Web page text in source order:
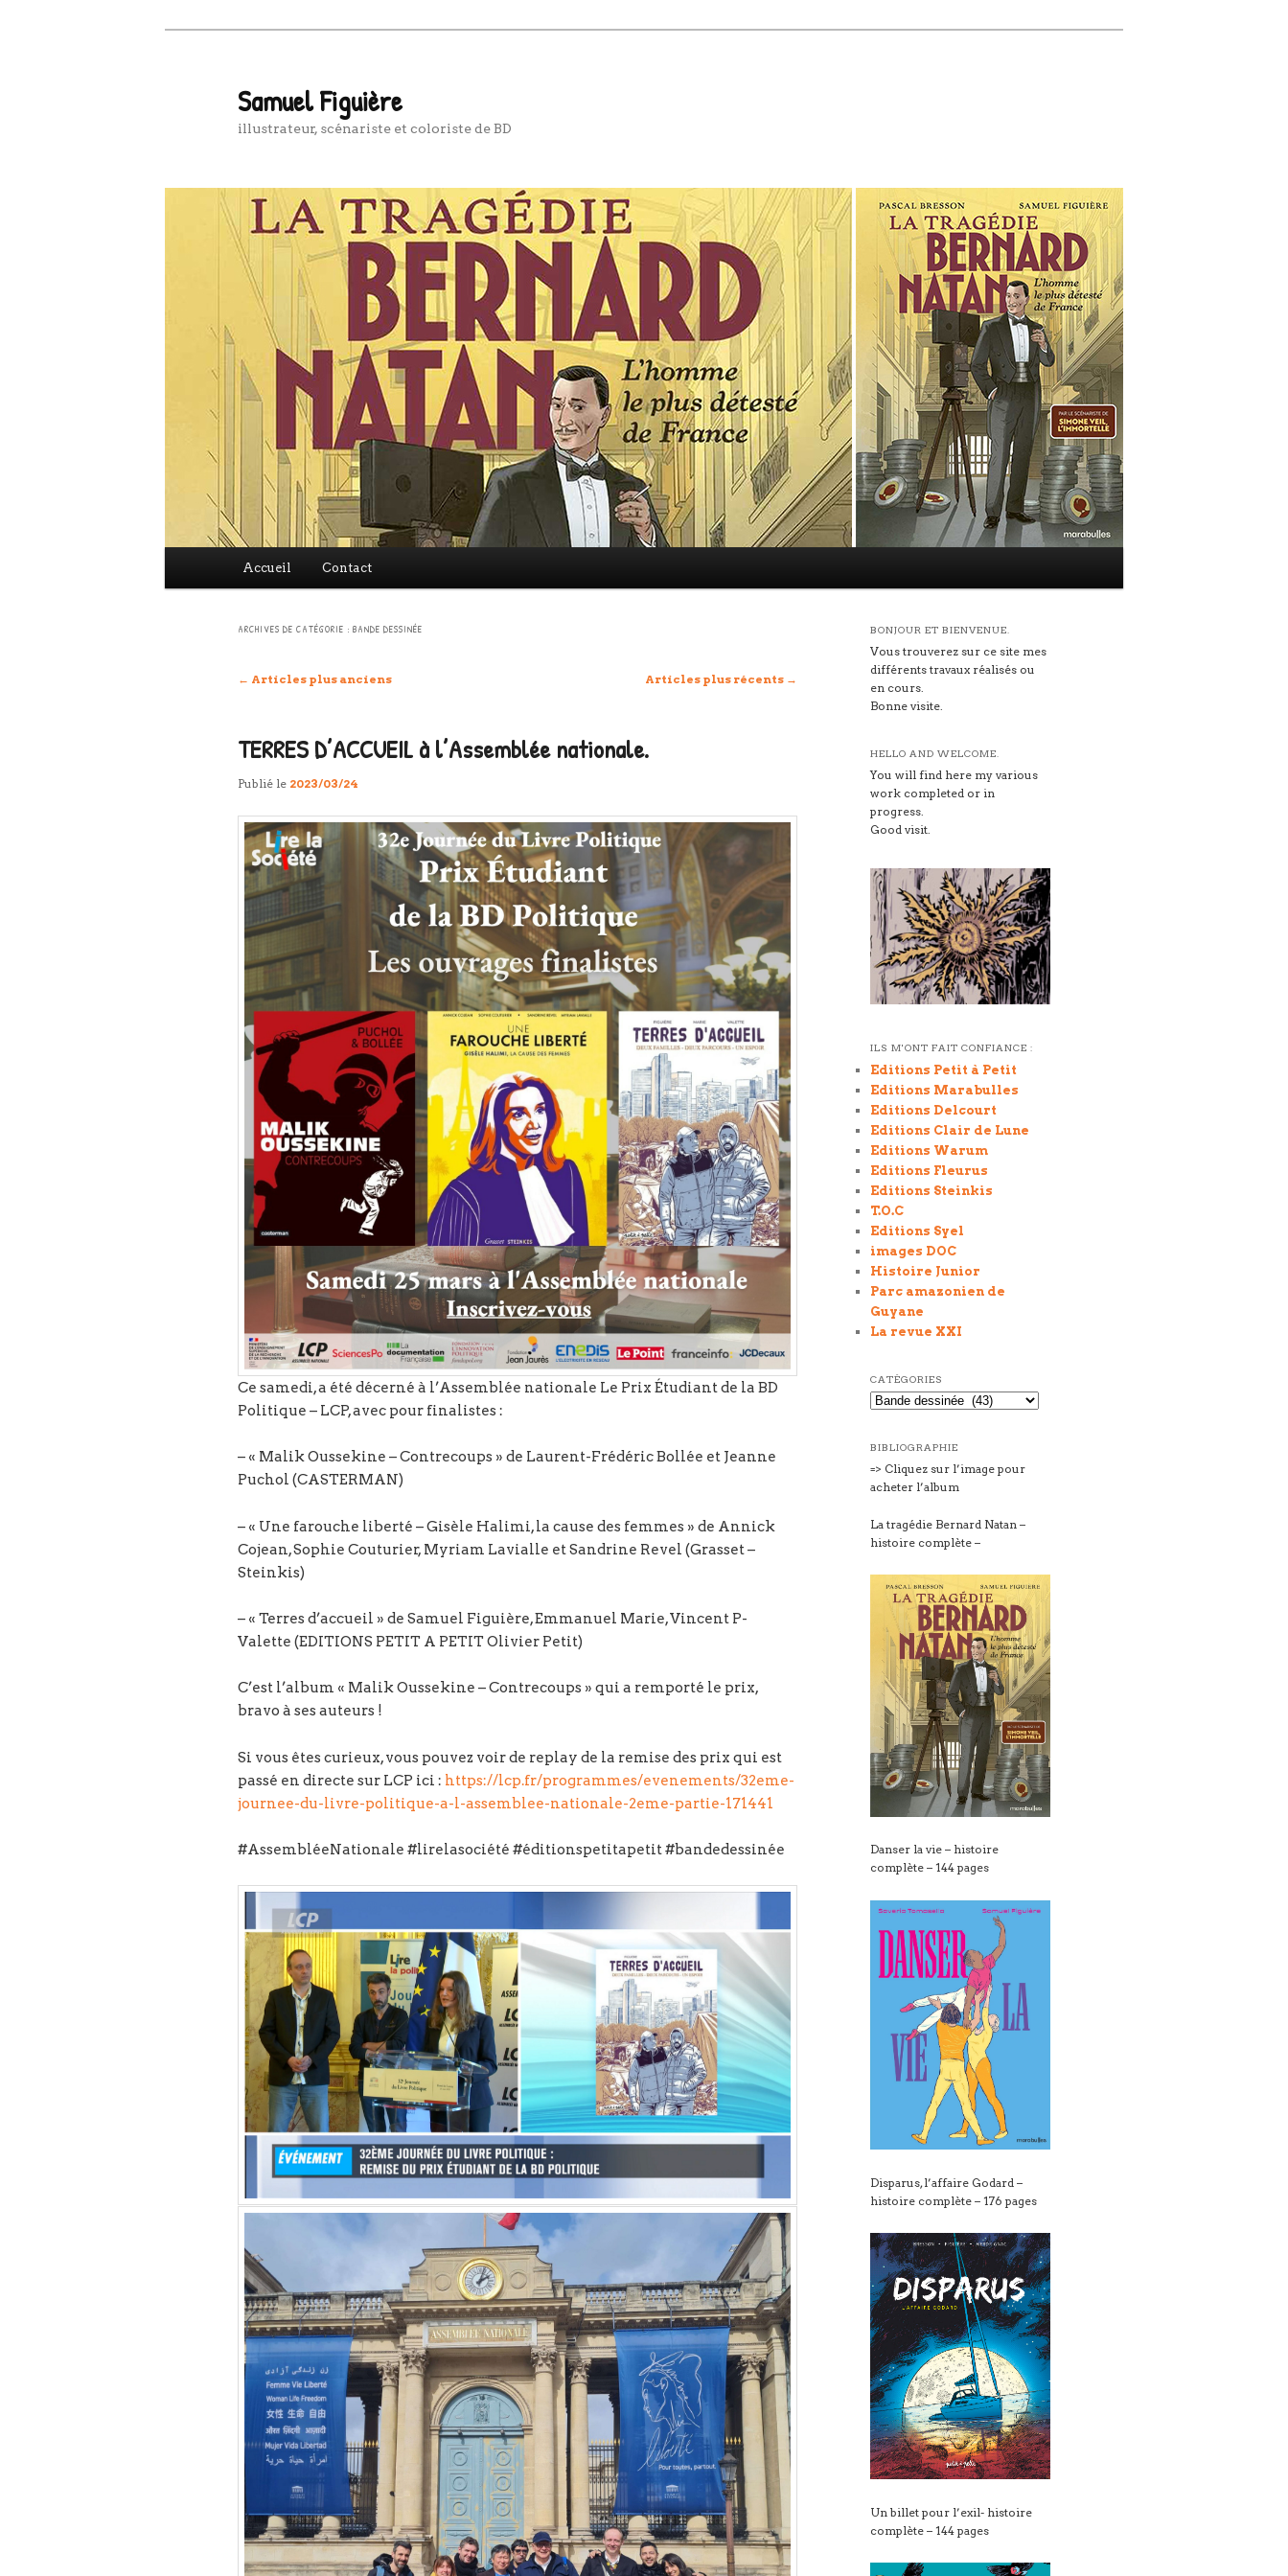
Samuel Figuière
illustrateur, scénariste et coloriste de BD
Accueil Contact
ARCHIVES DE CATÉGORIE : BANDE DESSINÉE
Navigation
← Articles plus anciens Articles plus récents →
TERRES D’ACCUEIL à l’Assemblée nationale.
Publié le 2023/03/24
Ce samedi, a été décerné à l’Assemblée nationale Le Prix Étudiant de la BD
Politique – LCP, avec pour finalistes :
– « Malik Oussekine – Contrecoups » de Laurent-Frédéric Bollée et Jeanne
Puchol (CASTERMAN)
– « Une farouche liberté – Gisèle Halimi, la cause des femmes » de Annick
Cojean, Sophie Couturier, Myriam Lavialle et Sandrine Revel (Grasset –
Steinkis)
– « Terres d’accueil » de Samuel Figuière, Emmanuel Marie, Vincent P-
Valette (EDITIONS PETIT A PETIT Olivier Petit)
C’est l’album « Malik Oussekine – Contrecoups » qui a remporté le prix,
bravo à ses auteurs !
Si vous êtes curieux, vous pouvez voir de replay de la remise des prix qui est
passé en directe sur LCP ici : https://lcp.fr/programmes/evenements/32eme-
journee-du-livre-politique-a-l-assemblee-nationale-2eme-partie-171441
#AssembléeNationale #lirelasociété #éditionspetitapetit #bandedessinée
BONJOUR ET BIENVENUE.
Vous trouverez sur ce site mes
différents travaux réalisés ou
en cours.
Bonne visite.
HELLO AND WELCOME.
You will find here my various
work completed or in
progress.
Good visit.
ILS M'ONT FAIT CONFIANCE :
Editions Petit à Petit
Editions Marabulles
Editions Delcourt
Editions Clair de Lune
Editions Warum
Editions Fleurus
Editions Steinkis
T.O.C
Editions Syel
images DOC
Histoire Junior
Parc amazonien de
Guyane
La revue XXI
CATÉGORIES
Catégories
BIBLIOGRAPHIE
=> Cliquez sur l’image pour
acheter l’album
La tragédie Bernard Natan –
histoire complète –
Danser la vie – histoire
complète – 144 pages
Disparus, l’affaire Godard –
histoire complète – 176 pages
Un billet pour l’exil- histoire
complète – 144 pages